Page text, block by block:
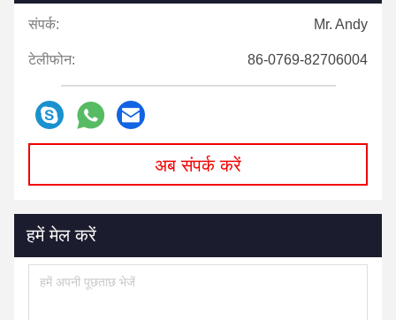
संपर्क: Mr. Andy
टेलीफोन: 86-0769-82706004
अब संपर्क करें
हमें मेल करें